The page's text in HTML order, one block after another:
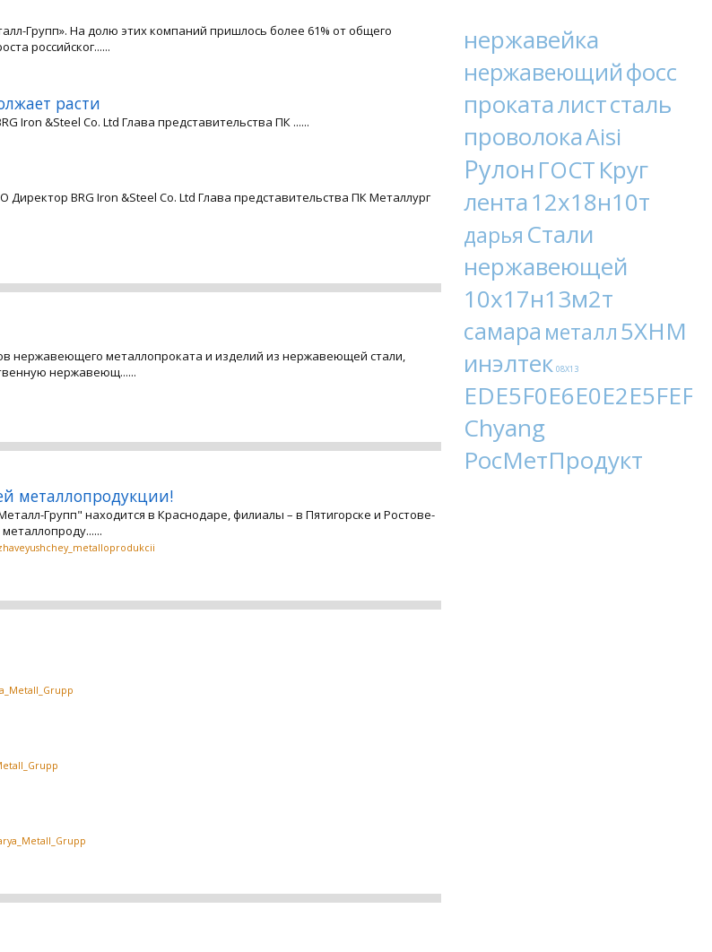
нержавейка
нержавеющийфосс
прокаталистсталь
проволокаAisi
Рулон ГОСТ Круг
лента12х18н10т
дарья Стали
нержавеющей
10х17н13м2т
самара металл5ХНМ
инэлтек 08Х13
Chyang
РосМетПродукт
Групп». На долю этих компаний пришлось более 61% от общего
российског......
расти
Iron &Steel Co. Ltd Глава представительства ПК ......
Директор BRG Iron &Steel Co. Ltd Глава представительства ПК Металлург
нержавеющего металлопроката и изделий из нержавеющей стали,
нержавеющ......
металлопродукции!
Групп" находится в Краснодаре, филиалы – в Пятигорске и Ростове-